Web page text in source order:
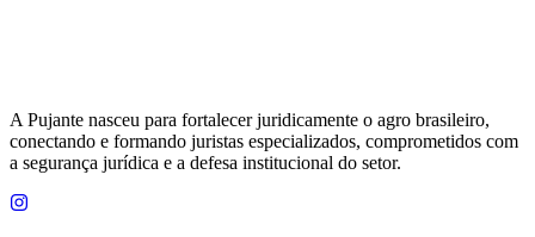
A Pujante nasceu para fortalecer juridicamente o agro brasileiro,
conectando e formando juristas especializados, comprometidos com
a segurança jurídica e a defesa institucional do setor.